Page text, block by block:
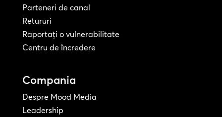
Parteneri de canal
Retururi
Raportați o vulnerabilitate
Centru de încredere
Compania
Despre Mood Media
Leadership